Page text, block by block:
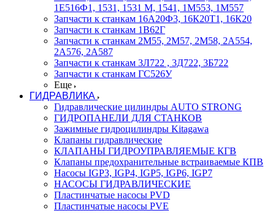
1Е516Ф1, 1531, 1531 М, 1541, 1М553, 1М557
Запчасти к станкам 16А20Ф3, 16К20Т1, 16К20
Запчасти к станкам 1В62Г
Запчасти к станкам 2М55, 2М57, 2М58, 2А554,
2А576, 2А587
Запчасти к станкам 3Л722 , 3Д722, 3Б722
Запчасти к станкам ГС526У
Еще
ГИДРАВЛИКА
Гидравлические цилиндры AUTO STRONG
ГИДРОПАНЕЛИ ДЛЯ СТАНКОВ
Зажимные гидроцилиндры Kitagawa
Клапаны гидравлические
КЛАПАНЫ ГИДРОУПРАВЛЯЕМЫЕ КГВ
Клапаны предохранительные встраиваемые КПВ
Насосы IGP3, IGP4, IGP5, IGP6, IGP7
НАСОСЫ ГИДРАВЛИЧЕСКИЕ
Пластинчатые насосы PVD
Пластинчатые насосы PVE